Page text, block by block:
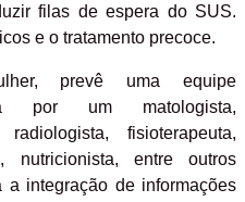
filas de espera do SUS.
e o tratamento precoce.
prevê uma equipe
por um matologista,
radiologista, fisioterapeuta,
nutricionista, entre outros
a integração de informações